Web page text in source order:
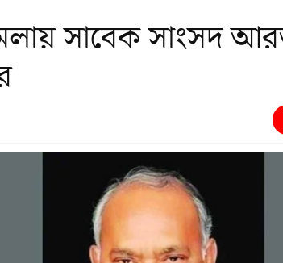
সাবেক সাংসদ